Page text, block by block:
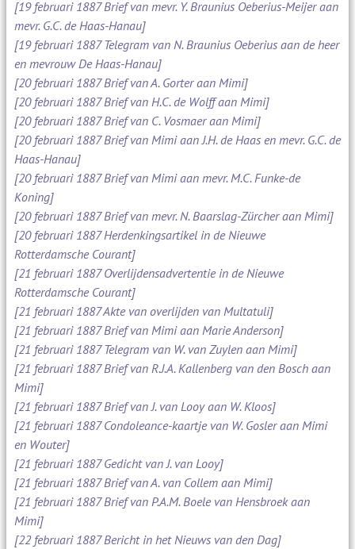
[19 februari 1887 Brief van mevr. Y. Braunius Oeberius-Meijer aan
mevr. G.C. de Haas-Hanau]
[19 februari 1887 Telegram van N. Braunius Oeberius aan de heer
en mevrouw De Haas-Hanau]
[20 februari 1887 Brief van A. Gorter aan Mimi]
[20 februari 1887 Brief van H.C. de Wolff aan Mimi]
[20 februari 1887 Brief van C. Vosmaer aan Mimi]
[20 februari 1887 Brief van Mimi aan J.H. de Haas en mevr. G.C. de
Haas-Hanau]
[20 februari 1887 Brief van Mimi aan mevr. M.C. Funke-de
Koning]
[20 februari 1887 Brief van mevr. N. Baarslag-Zürcher aan Mimi]
[20 februari 1887 Herdenkingsartikel in de Nieuwe
Rotterdamsche Courant]
[21 februari 1887 Overlijdensadvertentie in de Nieuwe
Rotterdamsche Courant]
[21 februari 1887 Akte van overlijden van Multatuli]
[21 februari 1887 Brief van Mimi aan Marie Anderson]
[21 februari 1887 Telegram van W. van Zuylen aan Mimi]
[21 februari 1887 Brief van R.J.A. Kallenberg van den Bosch aan
Mimi]
[21 februari 1887 Brief van J. van Looy aan W. Kloos]
[21 februari 1887 Condoleance-kaartje van W. Gosler aan Mimi
en Wouter]
[21 februari 1887 Gedicht van J. van Looy]
[21 februari 1887 Brief van A. van Collem aan Mimi]
[21 februari 1887 Brief van P.A.M. Boele van Hensbroek aan
Mimi]
[22 februari 1887 Bericht in het Nieuws van den Dag]